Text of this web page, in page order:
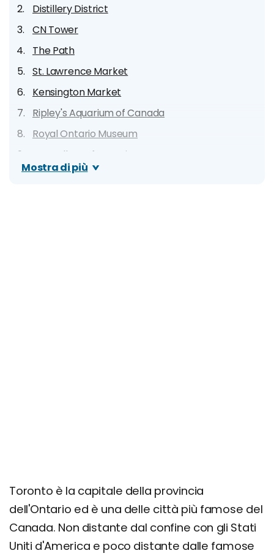
Distillery District
CN Tower
The Path
St. Lawrence Market
Kensington Market
Ripley's Aquarium of Canada
Royal Ontario Museum
Art Gallery of Ontario
Casa Loma
Mostra di più
Toronto è la capitale della provincia
dell'Ontario ed è una delle città più famose del
Canada. Non distante dal confine con gli Stati
Uniti d'America e poco distante dalle famose